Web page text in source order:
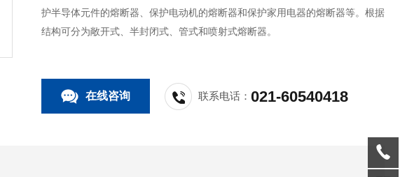
护半导体元件的熔断器、保护电动机的熔断器和保护家用电器的熔断器等。根据
结构可分为敞开式、半封闭式、管式和喷射式熔断器。
在线咨询 联系电话：021-60540418